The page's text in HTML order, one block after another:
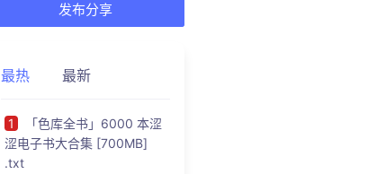
发布分享
最热 最新
1
「色库全书」6000 本涩
涩电子书大合集 [700MB]
.txt